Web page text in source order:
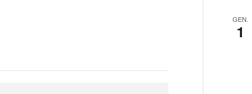
GEN.
1